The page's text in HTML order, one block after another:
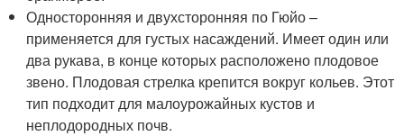
Односторонняя и двухсторонняя по Гюйо –
применяется для густых насаждений. Имеет один или
два рукава, в конце которых расположено плодовое
звено. Плодовая стрелка крепится вокруг кольев. Этот
тип подходит для малоурожайных кустов и
неплодородных почв.